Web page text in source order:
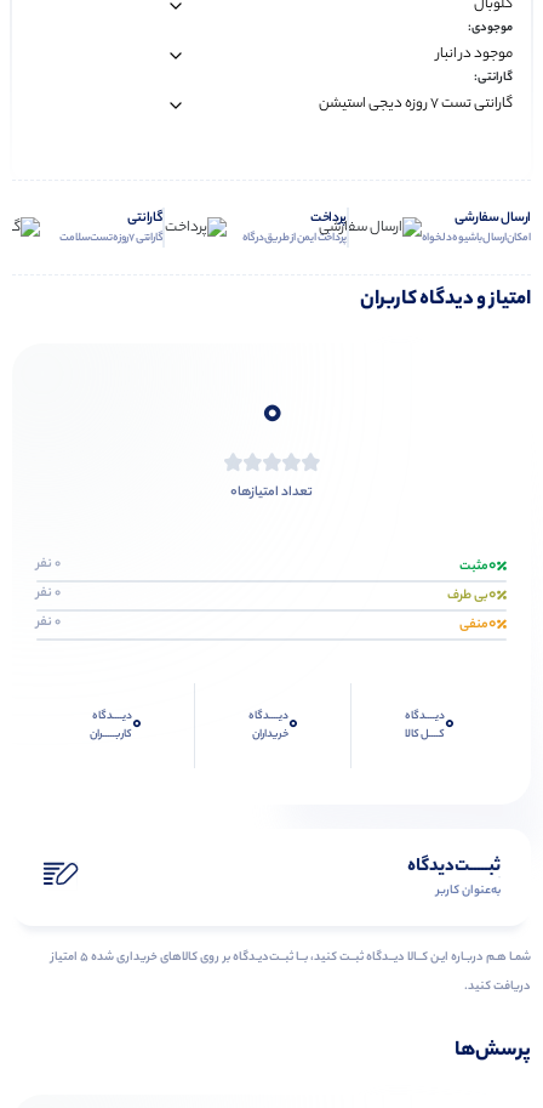
موجودی:
گارانتی:
ارسال سفارشی
امکان ارسال با شیوه دلخواه
پرداخت
پرداخت ایمن از طریق درگاه
گارانتی
گارانتی 7 روزه تست سلامت
امتیاز و دیدگاه کاربران
0
تعداد امتیازها0
0مثبت 0 نفر
0بی طرف 0 نفر
0منفی 0 نفر
0دیــــدگاه
کــــل کالا
0دیــــدگاه
خریداران
0دیــــدگاه
کاربـــــران
ثبـــــت‌دیدگاه
به‌عنوان کاربر
شمـا هـم دربـاره ایـن کــالا دیــدگاه ثبــت کنید، بــا ثبــت‌دیـدگاه بر روی کالاهای خریداری شده ۵ امتیاز
دریافت کنید.
پرسش‌ها